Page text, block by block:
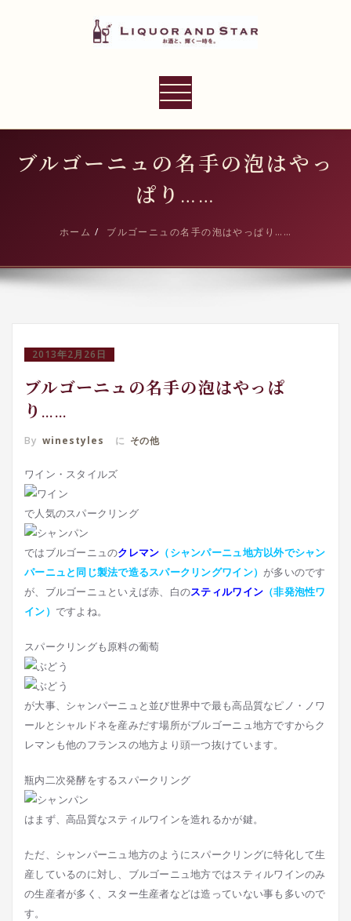
プ
LIQUOR AND STAR
ナ
ー
ョ
切
り
ブルゴーニュの名手の泡はやっ
ぱり……
ホーム ブルゴーニュの名手の泡はやっぱり……
2013年2月26日
ブルゴーニュの名手の泡はやっぱ
り……
By winestyles に その他
ワイン・スタイルズ
で人気のスパークリング
ではブルゴーニュのクレマン （シャンパーニュ地方以外でシャン
パーニュと同じ製法で造るスパークリングワイン） が多いのです
が、ブルゴーニュといえば赤、白のスティルワイン （非発泡性ワ
イン） ですよね。
スパークリングも原料の葡萄
が大事、シャンパーニュと並び世界中で最も高品質なピノ・ノワ
ールとシャルドネを産みだす場所がブルゴーニュ地方ですからク
レマンも他のフランスの地方より頭一つ抜けています。
瓶内二次発酵をするスパークリング
はまず、高品質なスティルワインを造れるかが鍵。
ただ、シャンパーニュ地方のようにスパークリングに特化して生
産しているのに対し、ブルゴーニュ地方ではスティルワインのみ
の生産者が多く、スター生産者などは造っていない事も多いので
す。